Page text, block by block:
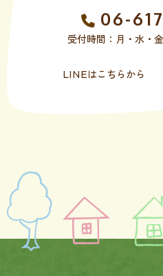
06-
受付時間：月・水
LINEはこちらから